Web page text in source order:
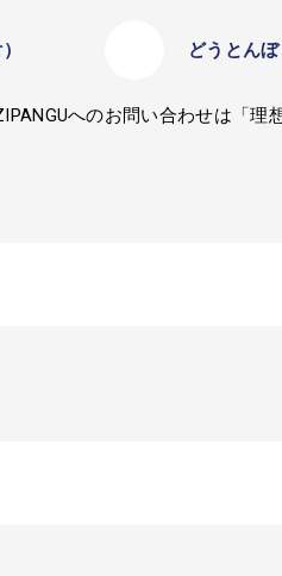
どうとん
へのお問い合わせは「理